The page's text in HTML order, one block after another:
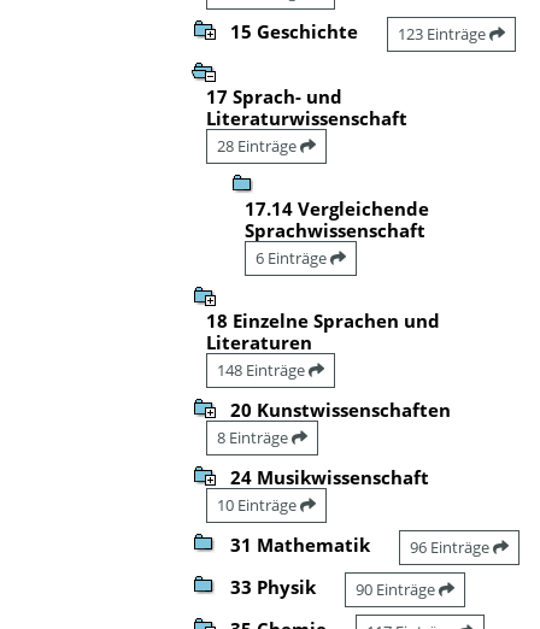
15 Geschichte 123 Einträge
17 Sprach- und
Literaturwissenschaft
28 Einträge
17.14 Vergleichende
Sprachwissenschaft
6 Einträge
18 Einzelne Sprachen und
Literaturen
148 Einträge
20 Kunstwissenschaften
8 Einträge
24 Musikwissenschaft
10 Einträge
31 Mathematik 96 Einträge
33 Physik 90 Einträge